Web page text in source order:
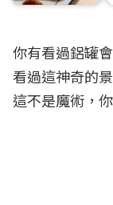
你有看過鋁罐
看過這神奇的
這不是魔術，